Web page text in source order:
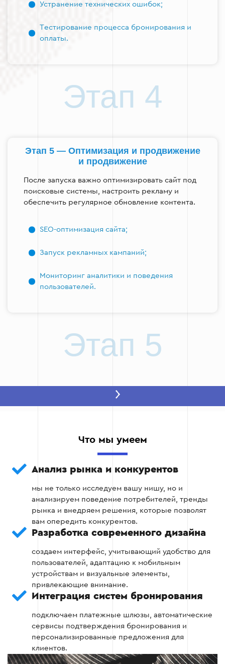
Устранение технических ошибок;
Тестирование процесса бронирования и
оплаты.
Этап 4
Этап 5 — Оптимизация и продвижение
и продвижение
После запуска важно оптимизировать сайт под
поисковые системы, настроить рекламу и
обеспечить регулярное обновление контента.
SEO-оптимизация сайта;
Запуск рекламных кампаний;
Мониторинг аналитики и поведения
пользователей.
Этап 5
Что мы умеем
Анализ рынка и конкурентов
мы не только исследуем вашу нишу, но и
анализируем поведение потребителей, тренды
рынка и внедряем решения, которые позволят
вам опередить конкурентов.
Разработка современного дизайна
создаем интерфейс, учитывающий удобство для
пользователей, адаптацию к мобильным
устройствам и визуальные элементы,
привлекающие внимание.
Интеграция систем бронирования
подключаем платежные шлюзы, автоматические
сервисы подтверждения бронирования и
персонализированные предложения для
клиентов.